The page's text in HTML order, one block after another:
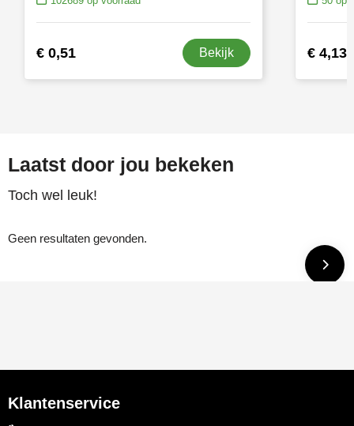
€ 0,51 Bekijk € 4,13
Laatst door jou bekeken
Toch wel leuk!
Geen resultaten gevonden.
Klantenservice